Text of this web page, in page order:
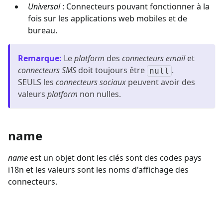
Universal: Connecteurs pouvant fonctionner à la
fois sur les applications web mobiles et de
bureau.
Remarque: Leplatform des connecteurs emailet
connecteurs SMS doit toujours être null .
SEULS les connecteurs sociaux peuvent avoir des
valeurs platform non nulles.
name
nameest un objet dont les clés sont des codes pays
i18n et les valeurs sont les noms d'affichage des
connecteurs.